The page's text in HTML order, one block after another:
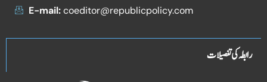
E-mail:coeditor@republicpolicy.com
رابطہ کی تفصیلات